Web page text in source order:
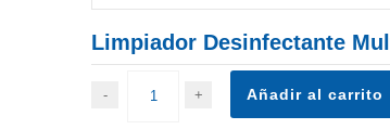
Limpiador Desinfectante
Añadir al carrito